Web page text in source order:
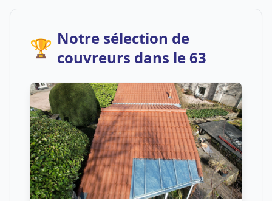
🏆 Notre sélection de
couvreurs dans le 63